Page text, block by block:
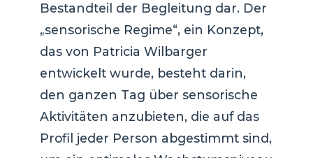
Bestandteil der Begleitung dar. Der
„sensorische Regime“, ein Konzept,
das von Patricia Wilbarger
entwickelt wurde, besteht darin,
den ganzen Tag über sensorische
Aktivitäten anzubieten, die auf das
Profil jeder Person abgestimmt sind,